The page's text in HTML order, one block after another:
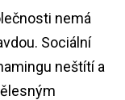
nemá
Sociální
neštítí a